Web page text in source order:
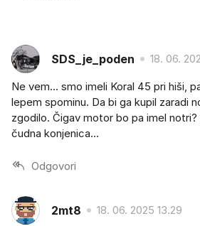
SDS_je_poden 18. 06.
Ne vem... smo imeli Koral 45 pri hiši,
lepem spominu. Da bi ga kupil zaradi
zgodilo. Čigav motor bo pa imel notri?
čudna konjenica...
Odgovori
2mt8 18. 06. 2025 13.29